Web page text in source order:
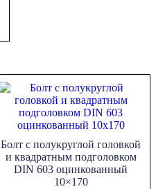
Болт с полукруглой головкой
и квадратным подголовком
DIN 603 оцинкованный
10×170